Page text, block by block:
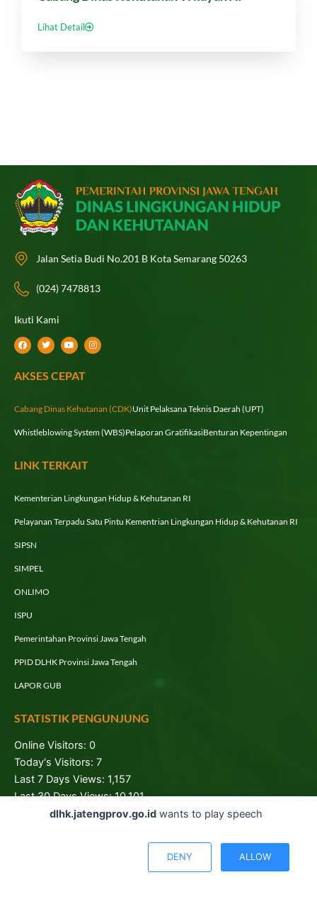
Lihat Detail
Jalan Setia Budi No.201 B Kota Semarang 50263
(024) 7478813
Ikuti Kami
F
a
e
b
k
T
w
t
t
Y
o
t
u
I
n
m
AKSES CEPAT
Cabang Dinas Kehutanan (CDK)Unit Pelaksana Teknis Daerah (UPT)
Whistleblowing System (WBS)Pelaporan GratifikasiBenturan Kepentingan
LINK TERKAIT
Kementerian Lingkungan Hidup & Kehutanan RI
Pelayanan Terpadu Satu Pintu Kementrian Lingkungan Hidup & Kehutanan RI
SIPSN
SIMPEL
ONLIMO
ISPU
Pemerintahan Provinsi Jawa Tengah
PPID DLHK Provinsi Jawa Tengah
LAPOR GUB
STATISTIK PENGUNJUNG
Online Visitors: 0
Today's Visitors: 7
Last 7 Days Views: 1,157
Last 30 Days Views:10,101
Total Visitors:105,951
dlhk.jatengprov.go.idwants to play speech
DENY ALLOW